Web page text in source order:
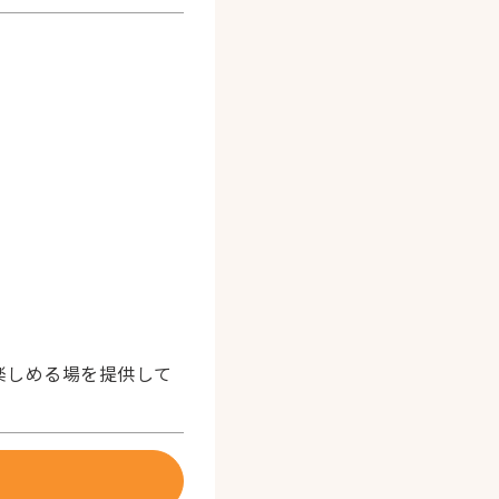
める場を提供して